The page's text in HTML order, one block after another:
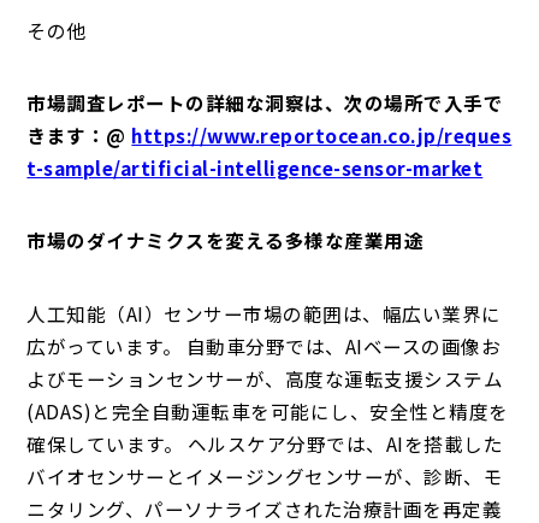
その他
市場調査レポートの詳細な洞察は、次の場所で入手で
きます：@ https://www.reportocean.co.jp/reques
t-sample/artificial-intelligence-sensor-market
市場のダイナミクスを変える多様な産業用途
人工知能（AI）センサー市場の範囲は、幅広い業界に
広がっています。 自動車分野では、AIベースの画像お
よびモーションセンサーが、高度な運転支援システム
(ADAS)と完全自動運転車を可能にし、安全性と精度を
確保しています。 ヘルスケア分野では、AIを搭載した
バイオセンサーとイメージングセンサーが、診断、モ
ニタリング、パーソナライズされた治療計画を再定義